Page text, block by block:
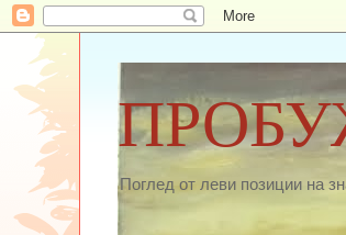
Поглед от леви позиции на